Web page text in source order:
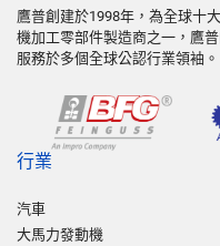
鷹普創建於1998年，為全球十
機加工零部件製造商之一，鷹
服務於多個全球公認行業領袖。
行業
汽車
大馬力發動機